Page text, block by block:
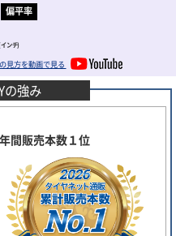
偏平率
ンチ)
見方を動画で見る
の強み
間販売本数１位